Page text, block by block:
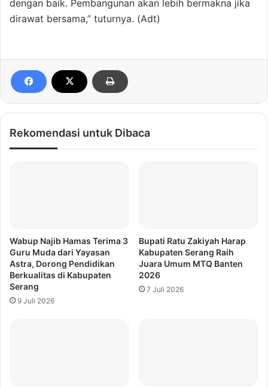
dengan baik. Pembangunan akan lebih bermakna jika
dirawat bersama,” tuturnya. (Adt)
Rekomendasi untuk Dibaca
Wabup Najib Hamas Terima 3
Guru Muda dari Yayasan
Astra, Dorong Pendidikan
Berkualitas di Kabupaten
Serang
9 Juli 2026
Bupati Ratu Zakiyah Harap
Kabupaten Serang Raih
Juara Umum MTQ Banten
2026
7 Juli 2026